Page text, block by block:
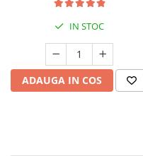
IN STOC
ADAUGA IN COS